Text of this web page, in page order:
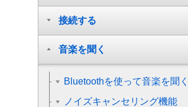
接続する
音楽を聞く
Bluetoothを使って音楽を聞く
ノイズキャンセリング機能